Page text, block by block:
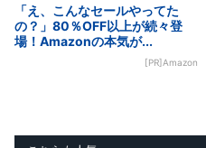
「え、こんなセールやってた
の？」80％OFF以上が続々登
場！Amazonの本気が...
[PR]Amazon